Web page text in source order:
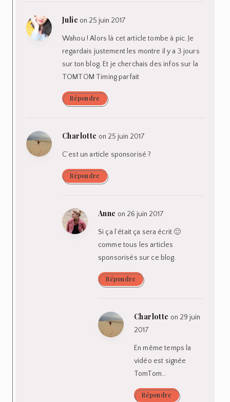
Julie on 25 juin 2017
Wahou ! Alors là cet article tombe à pic. Je
regardais justement les montre il y a 3 jours
sur ton blog. Et je cherchais des infos sur la
TOMTOM Timing parfait
Répondre
Charlotte on 25 juin 2017
C’est un article sponsorisé ?
Répondre
Anne on 26 juin 2017
Si ça l’était ça sera écrit 🙂
comme tous les articles
sponsorisés sur ce blog.
Répondre
Charlotte on 29 juin
2017
En même temps la
vidéo est signée
TomTom…
Répondre